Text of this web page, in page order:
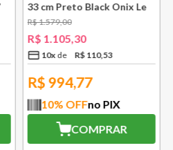
33 cm Preto Black Onix Le
Creuset
R$1.579,00
R$ 1.105,30
10x R$ 110,53
R$ 994,77
10% OFFno PIX
COMPRAR